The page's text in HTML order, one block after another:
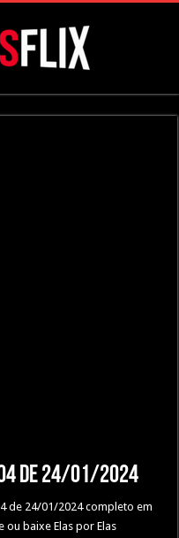
de 24/01/2024
de 24/01/2024 completo em
ou baixe Elas por Elas